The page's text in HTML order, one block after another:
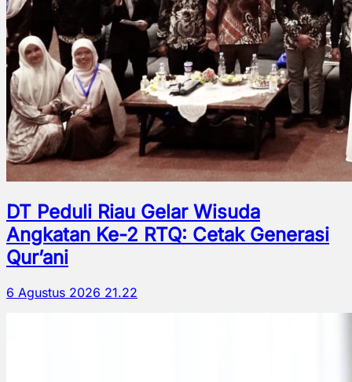
DT Peduli Riau Gelar Wisuda
Angkatan Ke-2 RTQ: Cetak Generasi
Qur’ani
6 Agustus 2026 21.22